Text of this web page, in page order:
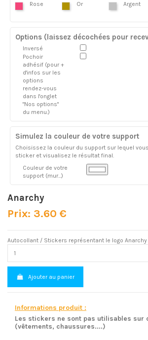
Rose Or Argent
Options (laissez décochées pour
Inversé
Pochoir
adhésif (pour +
d'infos sur les
options
rendez-vous
dans l'onglet
"Nos options"
du menu.)
Simulez la couleur de votre support
Choisissez la couleur du support sur lequel
sticker et visualisez le résultat final.
Couleur de votre
support (mur...)
Anarchy
Prix: 3.60 €
Autocollant / Stickers représentant le logo Anarchy
Ajouter au panier
Informations produit :
Les stickers ne sont pas utilisables sur
(vêtements, chaussures....)